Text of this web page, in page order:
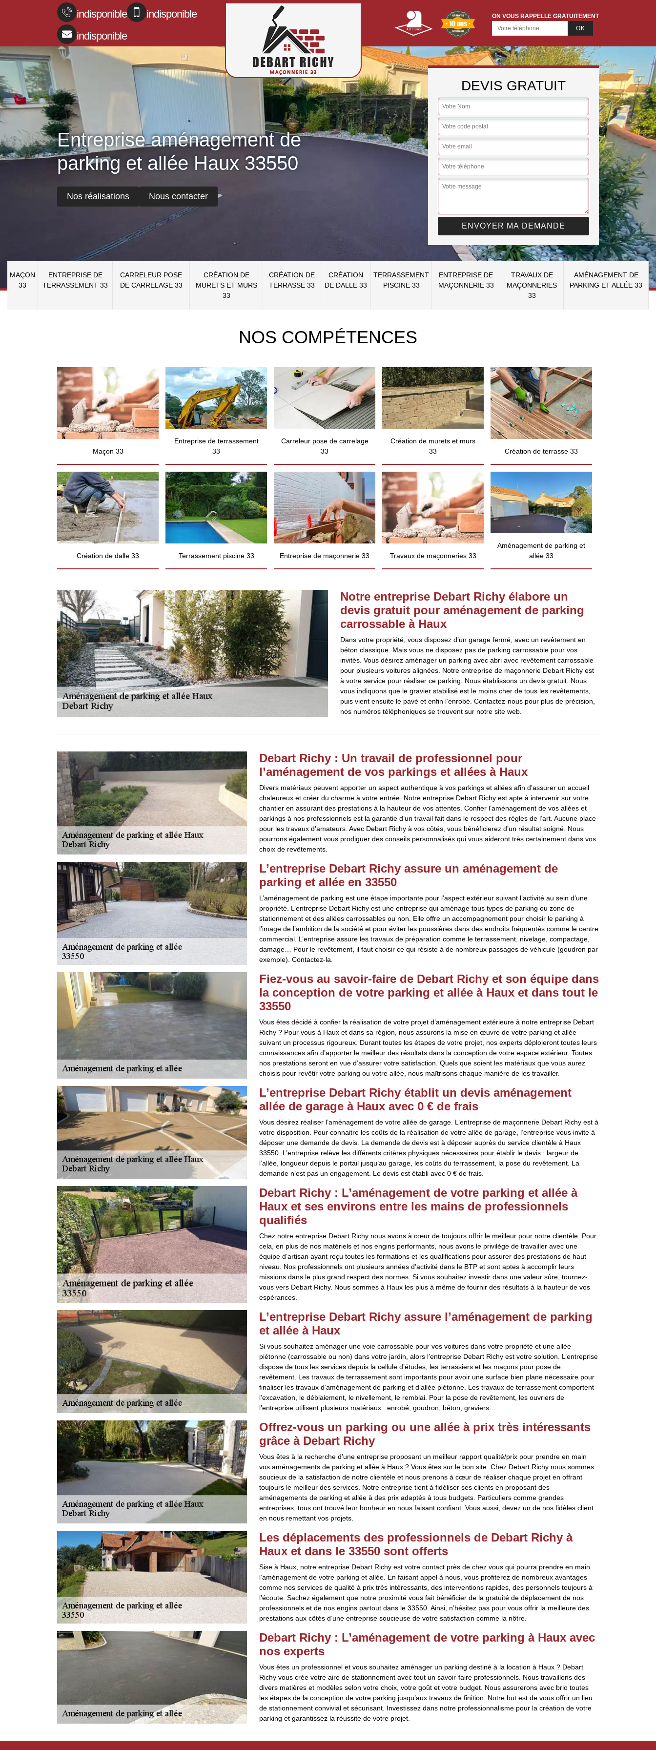
indisponible
indisponible
indisponible
ON VOUS RAPPELLE GRATUITEMENT
Entreprise aménagement de
parking et allée Haux 33550
Nos réalisations Nous contacter
DEVIS GRATUIT
MAÇON
33
ENTREPRISE DE
TERRASSEMENT 33
CARRELEUR POSE
DE CARRELAGE 33
CRÉATION DE
MURETS ET MURS
33
CRÉATION DE
TERRASSE 33
CRÉATION
DE DALLE 33
TERRASSEMENT
PISCINE 33
ENTREPRISE DE
MAÇONNERIE 33
TRAVAUX DE
MAÇONNERIES
33
AMÉNAGEMENT DE
PARKING ET ALLÉE 33
NOS COMPÉTENCES
Maçon 33
Entreprise de terrassement
33
Carreleur pose de carrelage
33
Création de murets et murs
33
Création de terrasse 33
Création de dalle 33 Terrassement piscine 33 Entreprise de maçonnerie 33 Travaux de maçonneries 33
Aménagement de parking et
allée 33
Notre entreprise Debart Richy élabore un
devis gratuit pour aménagement de parking
carrossable à Haux
Dans votre propriété, vous disposez d’un garage fermé, avec un revêtement en
béton classique. Mais vous ne disposez pas de parking carrossable pour vos
invités. Vous désirez aménager un parking avec abri avec revêtement carrossable
pour plusieurs voitures alignées. Notre entreprise de maçonnerie Debart Richy est
à votre service pour réaliser ce parking. Nous établissons un devis gratuit. Nous
vous indiquons que le gravier stabilisé est le moins cher de tous les revêtements,
puis vient ensuite le pavé et enfin l’enrobé. Contactez-nous pour plus de précision,
nos numéros téléphoniques se trouvent sur notre site web.
Debart Richy : Un travail de professionnel pour
l’aménagement de vos parkings et allées à Haux
Divers matériaux peuvent apporter un aspect authentique à vos parkings et allées afin d’assurer un accueil
chaleureux et créer du charme à votre entrée. Notre entreprise Debart Richy est apte à intervenir sur votre
chantier en assurant des prestations à la hauteur de vos attentes. Confier l’aménagement de vos allées et
parkings à nos professionnels est la garantie d’un travail fait dans le respect des règles de l’art. Aucune place
pour les travaux d'amateurs. Avec Debart Richy à vos côtés, vous bénéficierez d’un résultat soigné. Nous
pourrons également vous prodiguer des conseils personnalisés qui vous aideront très certainement dans vos
choix de revêtements.
L’entreprise Debart Richy assure un aménagement de
parking et allée en 33550
L’aménagement de parking est une étape importante pour l’aspect extérieur suivant l’activité au sein d’une
propriété. L’entreprise Debart Richy est une entreprise qui aménage tous types de parking ou zone de
stationnement et des allées carrossables ou non. Elle offre un accompagnement pour choisir le parking à
l’image de l’ambition de la société et pour éviter les poussières dans des endroits fréquentés comme le centre
commercial. L’entreprise assure les travaux de préparation comme le terrassement, nivelage, compactage,
damage… Pour le revêtement, il faut choisir ce qui résiste à de nombreux passages de véhicule (goudron par
exemple). Contactez-la.
Fiez-vous au savoir-faire de Debart Richy et son équipe dans
la conception de votre parking et allée à Haux et dans tout le
33550
Vous êtes décidé à confier la réalisation de votre projet d’aménagement extérieure à notre entreprise Debart
Richy ? Pour vous à Haux et dans sa région, nous assurons la mise en œuvre de votre parking et allée
suivant un processus rigoureux. Durant toutes les étapes de votre projet, nos experts déploieront toutes leurs
connaissances afin d’apporter le meilleur des résultats dans la conception de votre espace extérieur. Toutes
nos prestations seront en vue d’assurer votre satisfaction. Quels que soient les matériaux que vous aurez
choisis pour revêtir votre parking ou votre allée, nous maîtrisons chaque manière de les travailler.
L’entreprise Debart Richy établit un devis aménagement
allée de garage à Haux avec 0 € de frais
Vous désirez réaliser l’aménagement de votre allée de garage. L’entreprise de maçonnerie Debart Richy est à
votre disposition. Pour connaitre les coûts de la réalisation de votre allée de garage, l’entreprise vous invite à
déposer une demande de devis. La demande de devis est à déposer auprès du service clientèle à Haux
33550. L’entreprise relève les différents critères physiques nécessaires pour établir le devis : largeur de
l’allée, longueur depuis le portail jusqu’au garage, les coûts du terrassement, la pose du revêtement. La
demande n’est pas un engagement. Le devis est établi avec 0 € de frais.
Debart Richy : L’aménagement de votre parking et allée à
Haux et ses environs entre les mains de professionnels
qualifiés
Chez notre entreprise Debart Richy nous avons à cœur de toujours offrir le meilleur pour notre clientèle. Pour
cela, en plus de nos matériels et nos engins performants, nous avons le privilège de travailler avec une
équipe d’artisan ayant reçu toutes les formations et les qualifications pour assurer des prestations de haut
niveau. Nos professionnels ont plusieurs années d’activité dans le BTP et sont aptes à accomplir leurs
missions dans le plus grand respect des normes. Si vous souhaitez investir dans une valeur sûre, tournez-
vous vers Debart Richy. Nous sommes à Haux les plus à même de fournir des résultats à la hauteur de vos
espérances.
L’entreprise Debart Richy assure l’aménagement de parking
et allée à Haux
Si vous souhaitez aménager une voie carrossable pour vos voitures dans votre propriété et une allée
piétonne (carrossable ou non) dans votre jardin, alors l’entreprise Debart Richy est votre solution. L’entreprise
dispose de tous les services depuis la cellule d’études, les terrassiers et les maçons pour pose de
revêtement. Les travaux de terrassement sont importants pour avoir une surface bien plane nécessaire pour
finaliser les travaux d’aménagement de parking et d’allée piétonne. Les travaux de terrassement comportent
l’excavation, le déblaiement, le nivellement, le remblai. Pour la pose de revêtement, les ouvriers de
l’entreprise utilisent plusieurs matériaux : enrobé, goudron, béton, graviers…
Offrez-vous un parking ou une allée à prix très intéressants
grâce à Debart Richy
Vous êtes à la recherche d’une entreprise proposant un meilleur rapport qualité/prix pour prendre en main
vos aménagements de parking et allée à Haux ? Vous êtes sur le bon site. Chez Debart Richy nous sommes
soucieux de la satisfaction de notre clientèle et nous prenons à cœur de réaliser chaque projet en offrant
toujours le meilleur des services. Notre entreprise tient à fidéliser ses clients en proposant des
aménagements de parking et allée à des prix adaptés à tous budgets. Particuliers comme grandes
entreprises, tous ont trouvé leur bonheur en nous faisant confiant. Vous aussi, devez un de nos fidèles client
en nous remettant vos projets.
Les déplacements des professionnels de Debart Richy à
Haux et dans le 33550 sont offerts
Sise à Haux, notre entreprise Debart Richy est votre contact près de chez vous qui pourra prendre en main
l’aménagement de votre parking et allée. En faisant appel à nous, vous profiterez de nombreux avantages
comme nos services de qualité à prix très intéressants, des interventions rapides, des personnels toujours à
l’écoute. Sachez également que notre proximité vous fait bénéficier de la gratuité de déplacement de nos
professionnels et de nos engins partout dans le 33550. Ainsi, n’hésitez pas pour vous offrir la meilleure des
prestations aux côtés d’une entreprise soucieuse de votre satisfaction comme la nôtre.
Debart Richy : L’aménagement de votre parking à Haux avec
nos experts
Vous êtes un professionnel et vous souhaitez aménager un parking destiné à la location à Haux ? Debart
Richy vous crée votre aire de stationnement avec tout un savoir-faire professionnels. Nous travaillons des
divers matières et modèles selon votre choix, votre goût et votre budget. Nous assurerons avec brio toutes
les étapes de la conception de votre parking jusqu’aux travaux de finition. Notre but est de vous offrir un lieu
de stationnement convivial et sécurisant. Investissez dans notre professionnalisme pour la création de votre
parking et garantissez la réussite de votre projet.